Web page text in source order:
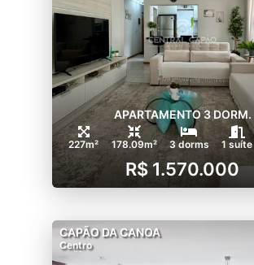
APARTAMENTO 3 DORM.
227m² 178.09m² 3 dorms 1 suíte
R$ 1.570.000
CAPÃO DA CANOA
Centro